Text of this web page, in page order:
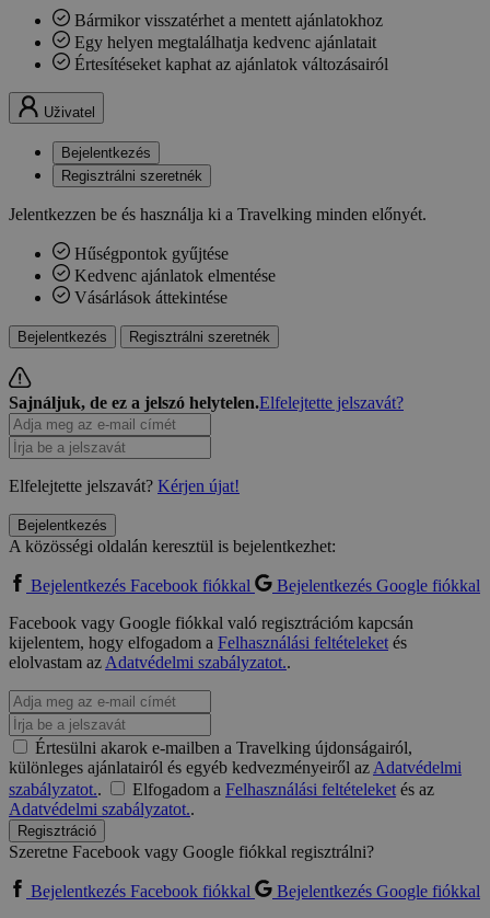
Bármikor visszatérhet a mentett ajánlatokhoz
Egy helyen megtalálhatja kedvenc ajánlatait
Értesítéseket kaphat az ajánlatok változásairól
Uživatel
Bejelentkezés
Regisztrálni szeretnék
Jelentkezzen be és használja ki a Travelking minden előnyét.
Hűségpontok gyűjtése
Kedvenc ajánlatok elmentése
Vásárlások áttekintése
Bejelentkezés Regisztrálni szeretnék
Sajnáljuk, de ez a jelszó helytelen.Elfelejtette jelszavát?
Elfelejtette jelszavát? Kérjen újat!
Bejelentkezés
A közösségi oldalán keresztül is bejelentkezhet:
Bejelentkezés Facebook fiókkal
Bejelentkezés Google fiókkal
Facebook vagy Google fiókkal való regisztrációm kapcsán
kijelentem, hogy elfogadom a Felhasználási feltételeketés
elolvastam azAdatvédelmi szabályzatot..
Értesülni akarok e-mailben a Travelking újdonságairól,
különleges ajánlatairól és egyéb kedvezményeiről azAdatvédelmi
szabályzatot.. Elfogadom a Felhasználási feltételeketés az
Adatvédelmi szabályzatot..
Regisztráció
Szeretne Facebook vagy Google fiókkal regisztrálni?
Bejelentkezés Facebook fiókkal
Bejelentkezés Google fiókkal